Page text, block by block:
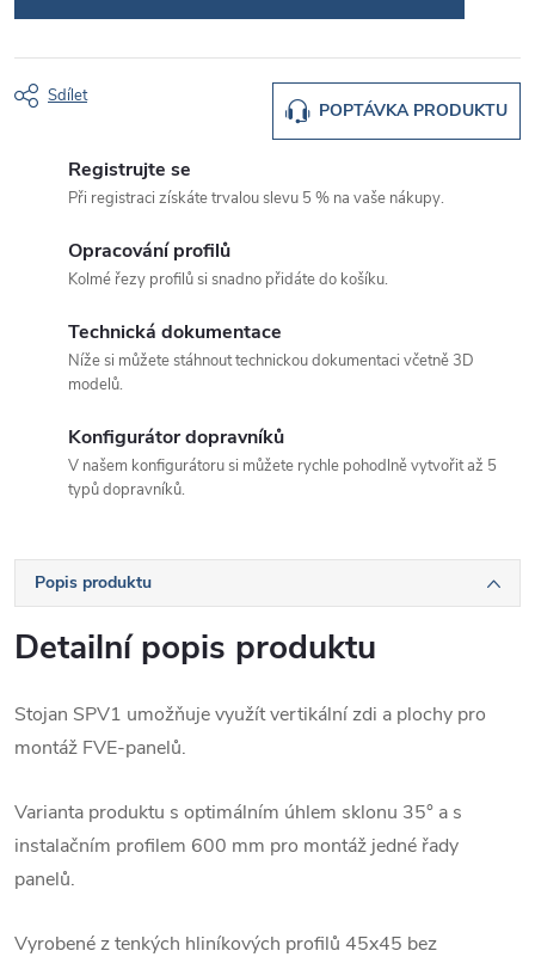
POPTÁVKA PRODUKTU
Sdílet
Registrujte se
Při registraci získáte trvalou slevu 5 % na vaše nákupy.
Opracování profilů
Kolmé řezy profilů si snadno přidáte do košíku.
Technická dokumentace
Níže si můžete stáhnout technickou dokumentaci včetně 3D
modelů.
Konfigurátor dopravníků
V našem konfigurátoru si můžete rychle pohodlně vytvořit až 5
typů dopravníků.
Popis produktu
Detailní popis produktu
Stojan SPV1 umožňuje využít vertikální zdi a plochy pro
montáž FVE-panelů.
Varianta produktu s optimálním úhlem sklonu 35° a s
instalačním profilem 600 mm pro montáž jedné řady
panelů.
Vyrobené z tenkých hliníkových profilů 45x45 bez